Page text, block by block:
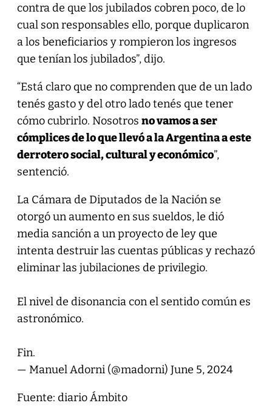
contra de que los jubilados cobren poco, de lo
cual son responsables ello, porque duplicaron
a los beneficiarios y rompieron los ingresos
que tenían los jubilados”, dijo.
“Está claro que no comprenden que de un lado
tenés gasto y del otro lado tenés que tener
cómo cubrirlo. Nosotros no vamos a ser
cómplices de lo que llevó a la Argentina a este
derrotero social, cultural y económico”,
sentenció.
La Cámara de Diputados de la Nación se
otorgó un aumento en sus sueldos, le dió
media sanción a un proyecto de ley que
intenta destruir las cuentas públicas y rechazó
eliminar las jubilaciones de privilegio.
El nivel de disonancia con el sentido común es
astronómico.
Fin.
— Manuel Adorni (@madorni) June 5, 2024
Fuente: diario Ámbito